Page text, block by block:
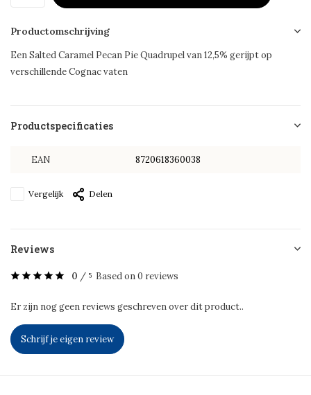
Productomschrijving
Een Salted Caramel Pecan Pie Quadrupel van 12,5% gerijpt op
verschillende Cognac vaten
Productspecificaties
EAN 8720618360038
Vergelijk Delen
Reviews
0 / 5 Based on 0 reviews
Er zijn nog geen reviews geschreven over dit product..
Schrijf je eigen review